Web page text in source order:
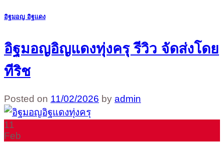
อิฐมอญ อิฐแดง
อิฐมอญอิญแดงทุ่งครุ รีวิว จัดส่งโดย
ทีริช
Posted on 11/02/2026 by admin
11
Feb